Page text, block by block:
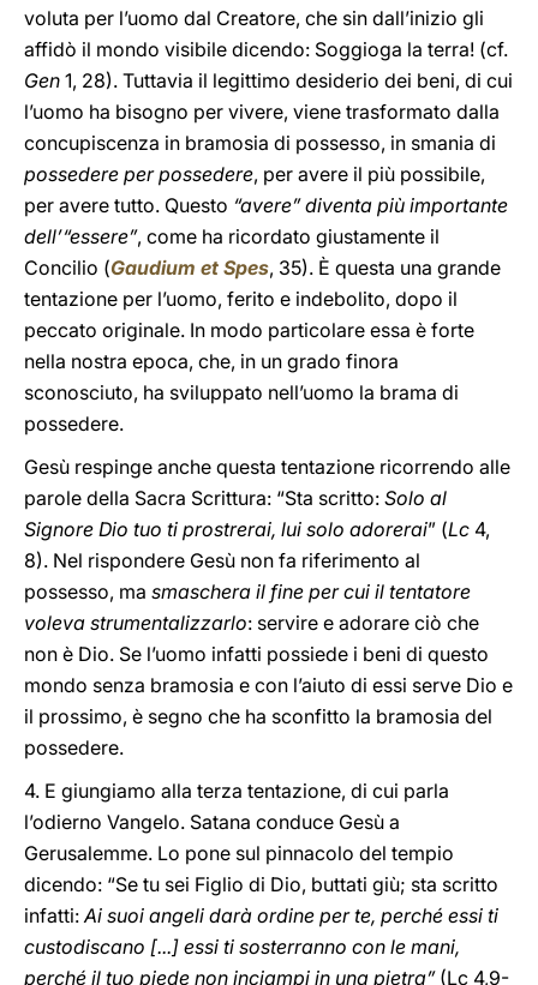
voluta per l’uomo dal Creatore, che sin dall’inizio gli
affidò il mondo visibile dicendo: Soggioga la terra! (cf.
Gen 1, 28). Tuttavia il legittimo desiderio dei beni, di cui
l’uomo ha bisogno per vivere, viene trasformato dalla
concupiscenza in bramosia di possesso, in smania di
possedere per possedere, per avere il più possibile,
per avere tutto. Questo “avere” diventa più importante
dell’“essere”, come ha ricordato giustamente il
Concilio (Gaudium et Spes, 35). È questa una grande
tentazione per l’uomo, ferito e indebolito, dopo il
peccato originale. In modo particolare essa è forte
nella nostra epoca, che, in un grado finora
sconosciuto, ha sviluppato nell’uomo la brama di
possedere.
Gesù respinge anche questa tentazione ricorrendo alle
parole della Sacra Scrittura: “Sta scritto: Solo al
Signore Dio tuo ti prostrerai, lui solo adorerai” (Lc 4,
8). Nel rispondere Gesù non fa riferimento al
possesso, ma smaschera il fine per cui il tentatore
voleva strumentalizzarlo: servire e adorare ciò che
non è Dio. Se l’uomo infatti possiede i beni di questo
mondo senza bramosia e con l’aiuto di essi serve Dio e
il prossimo, è segno che ha sconfitto la bramosia del
possedere.
4. E giungiamo alla terza tentazione, di cui parla
l’odierno Vangelo. Satana conduce Gesù a
Gerusalemme. Lo pone sul pinnacolo del tempio
dicendo: “Se tu sei Figlio di Dio, buttati giù; sta scritto
infatti:Ai suoi angeli darà ordine per te, perché essi ti
custodiscano [...] essi ti sosterranno con le mani,
perché il tuo piede non inciampi in una pietra”(Lc 4,9-